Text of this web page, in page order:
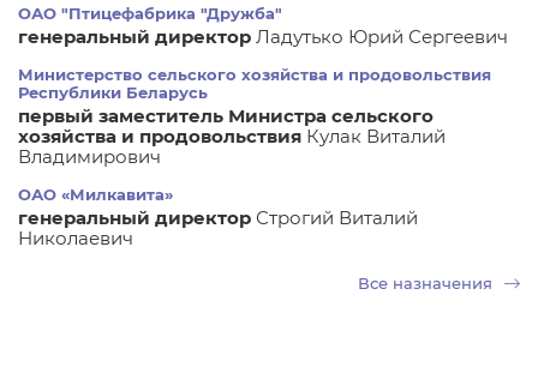
ОАО "Птицефабрика "Дружба"
генеральный директор Ладутько Юрий Сергеевич
Министерство сельского хозяйства и продовольствия
Республики Беларусь
первый заместитель Министра сельского
хозяйства и продовольствия Кулак Виталий
Владимирович
ОАО «Милкавита»
генеральный директор Строгий Виталий
Николаевич
Все назначения